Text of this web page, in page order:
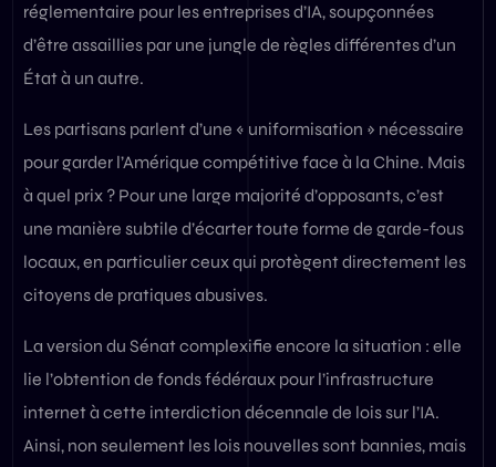
réglementaire pour les entreprises d’IA, soupçonnées
d’être assaillies par une jungle de règles différentes d’un
État à un autre.
Les partisans parlent d’une « uniformisation » nécessaire
pour garder l’Amérique compétitive face à la Chine. Mais
à quel prix ? Pour une large majorité d’opposants, c’est
une manière subtile d’écarter toute forme de garde-fous
locaux, en particulier ceux qui protègent directement les
citoyens de pratiques abusives.
La version du Sénat complexifie encore la situation : elle
lie l’obtention de fonds fédéraux pour l’infrastructure
internet à cette interdiction décennale de lois sur l’IA.
Ainsi, non seulement les lois nouvelles sont bannies, mais